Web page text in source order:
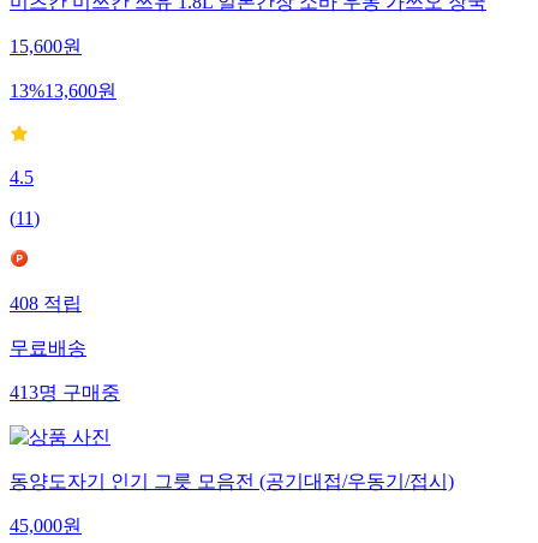
미츠칸 미쯔칸 쯔유 1.8L 일본간장 소바 우동 가쓰오 장국
15,600원
13%13,600원
4.5
(11)
408적립
무료배송
413명구매중
동양도자기 인기 그릇 모음전 (공기대접/우동기/접시)
45,000원